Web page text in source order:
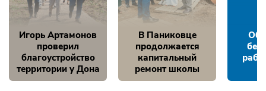
Игорь Артамонов
проверил
благоустройство
территории у Дона
В Паниковце
продолжается
капитальный
ремонт школы